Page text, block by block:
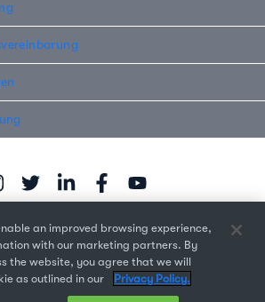
Monotype Imaging Inc. Alle Rechte
an improved browsing experience,
with our marketing partners. By
the website, you agree that we will
as outlined in our
Privacy Policy.